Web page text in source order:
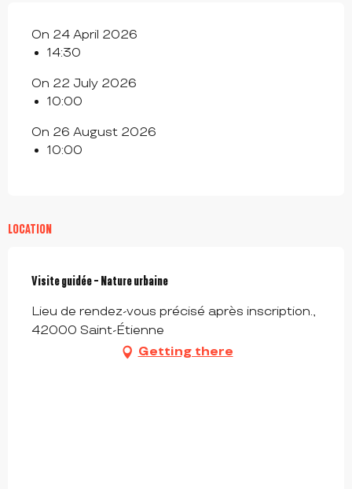
On 24 April 2026
14:30
On 22 July 2026
10:00
On 26 August 2026
10:00
LOCATION
Visite guidée - Nature urbaine
Lieu de rendez-vous précisé après inscription.,
42000 Saint-Étienne
Getting there